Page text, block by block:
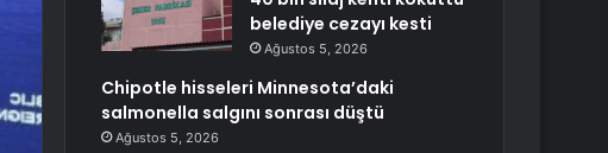
belediye cezayı kesti
Ağustos 5, 2026
Chipotle hisseleri Minnesota’daki
salmonella salgını sonrası düştü
Ağustos 5, 2026